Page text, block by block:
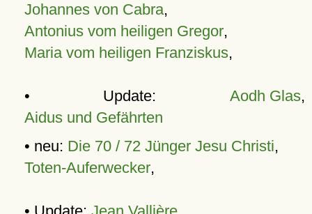
Johannes von Cabra,
Antonius vom heiligen Gregor,
Maria vom heiligen Franziskus,
• Update: Aodh Glas,
Aidus und Gefährten
• neu: Die 70 / 72 Jünger Jesu Christi,
Toten-Auferwecker,